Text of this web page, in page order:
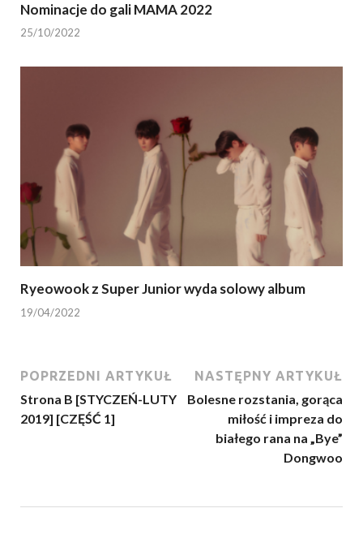
Nominacje do gali MAMA 2022
25/10/2022
Ryeowook z Super Junior wyda solowy album
19/04/2022
POPRZEDNI ARTYKUŁ
Strona B [STYCZEŃ-LUTY
2019] [CZĘŚĆ 1]
NASTĘPNY ARTYKUŁ
Bolesne rozstania, gorąca
miłość i impreza do
białego rana na „Bye”
Dongwoo